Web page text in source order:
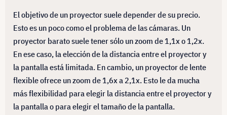
El objetivo de un proyector suele depender de su precio.
Esto es un poco como el problema de las cámaras. Un
proyector barato suele tener sólo un zoom de 1,1x o 1,2x.
En ese caso, la elección de la distancia entre el proyector y
la pantalla está limitada. En cambio, un proyector de lente
flexible ofrece un zoom de 1,6x a 2,1x. Esto le da mucha
más flexibilidad para elegir la distancia entre el proyector y
la pantalla o para elegir el tamaño de la pantalla.